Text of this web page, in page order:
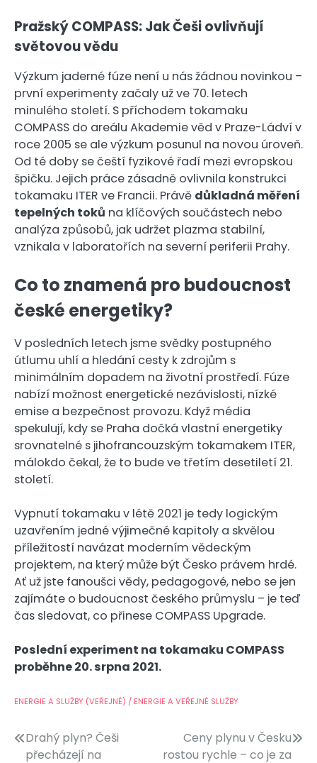
Pražský COMPASS: Jak Češi ovlivňují
světovou vědu
Výzkum jaderné fúze není u nás žádnou novinkou –
první experimenty začaly už ve 70. letech
minulého století. S příchodem tokamaku
COMPASS do areálu Akademie věd v Praze-Ládví v
roce 2005 se ale výzkum posunul na novou úroveň.
Od té doby se čeští fyzikové řadí mezi evropskou
špičku. Jejich práce zásadně ovlivnila konstrukci
tokamaku ITER ve Francii. Právě důkladná měření
tepelných toků na klíčových součástech nebo
analýza způsobů, jak udržet plazma stabilní,
vznikala v laboratořích na severní periferii Prahy.
Co to znamená pro budoucnost
české energetiky?
V posledních letech jsme svědky postupného
útlumu uhlí a hledání cesty k zdrojům s
minimálním dopadem na životní prostředí. Fúze
nabízí možnost energetické nezávislosti, nízké
emise a bezpečnost provozu. Když média
spekulují, kdy se Praha dočká vlastní energetiky
srovnatelné s jihofrancouzským tokamakem ITER,
málokdo čekal, že to bude ve třetím desetiletí 21.
století.
Vypnutí tokamaku v létě 2021 je tedy logickým
uzavřením jedné výjimečné kapitoly a skvělou
příležitostí navázat moderním vědeckým
projektem, na který může být Česko právem hrdé.
Ať už jste fanoušci vědy, pedagogové, nebo se jen
zajímáte o budoucnost českého průmyslu – je teď
čas sledovat, co přinese COMPASS Upgrade.
Poslední experiment na tokamaku COMPASS
proběhne 20. srpna 2021.
ENERGIE A SLUŽBY (VEŘEJNÉ) / ENERGIE A VEŘEJNÉ SLUŽBY
Navigace
Drahý plyn? Češi
přecházejí na
Ceny plynu v Česku
rostou rychle – co je za